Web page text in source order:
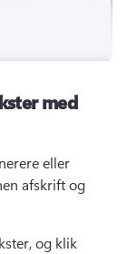
med
eller
afskrift og
og klik